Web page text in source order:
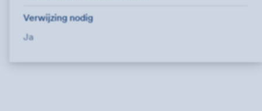
Verwijzing nodig
Ja